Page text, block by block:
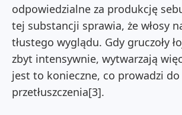
odpowiedzialne za produkcję
tej substancji sprawia, że włosy
tłustego wyglądu. Gdy gruczoły
zbyt intensywnie, wytwarzają
jest to konieczne, co prowadzi
przetłuszczenia[3].